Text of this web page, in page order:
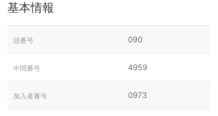
基本情報
頭番号 090
中間番号 4959
加入者番号 0973